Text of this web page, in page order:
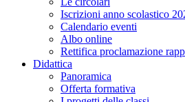
Iscrizioni anno scolastico
Calendario eventi
Albo online
Rettifica proclamazione
Didattica
Panoramica
Offerta formativa